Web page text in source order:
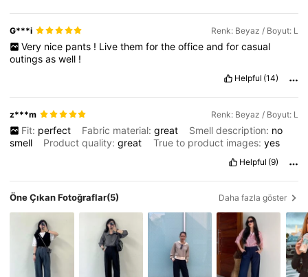
G***i Renk: Beyaz / Boyut: L
Very nice pants ! Live them for the office and for casual
outingsaswell !
Helpful (14)
z***m Renk: Beyaz / Boyut: L
Fit: perfect Fabric material: great Smell description: no
smell
Product quality:great True to product images: yes
Helpful (9)
Öne Çıkan Fotoğraflar(5) Daha fazla göster